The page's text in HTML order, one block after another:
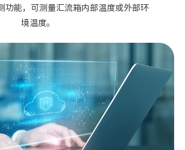
功能，可测量汇流箱内部温度或外部环
境温度。